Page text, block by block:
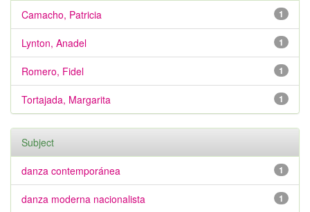
1
Camacho, Patricia
1
Lynton, Anadel
1
Romero, Fidel
1
Tortajada, Margarita
Subject
1
danza contemporánea
1
danza moderna nacionalista